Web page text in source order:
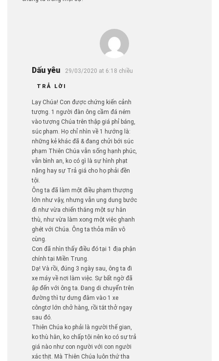
Dấu yêu 29/03/2020 at 6:18 chiều
TRẢ LỜI
Lạy Chúa! Con được chứng kiến cảnh
tượng. 1 người đàn ông cầm đá ném
vào tượng Chúa trên thập giá phỉ báng,
súc phạm. Họ chỉ nhìn về 1 hướng là:
những kẻ khác đã & đang chửi bới súc
phạm Thiên Chúa vẫn sống hạnh phúc,
vẫn bình an, ko có gì là sự hình phạt
nặng hay sự Trả giá cho họ phải đền
tội.
Ông ta đã làm một điều phạm thượng
lớn như vậy, nhưng vẫn ung dung bước
đi như vừa chiến thắng một sự hằn
thù, như vừa làm xong một việc ghanh
ghét với Chúa. Ông ta thỏa mãn vô
cùng.
Con đã nhìn thấy điều đó tại 1 địa phận
chính tại Miền Trung.
Dạ! Và rồi, đúng 3 ngày sau, ông ta đi
xe máy về nơi làm việc. Sự bất ngờ đã
ập đến với ông ta. Đang di chuyển trên
đường thì tự dưng đâm vào 1 xe
côngtơ lớn chở hàng, rồi tắt thở ngay
sau đó.
Thiên Chúa ko phải là người thế gian,
ko thù hằn, ko chấp tội nên ko có sự trả
giá nào như con người với con người
xác thịt. Mà Thiên Chúa luôn thứ tha